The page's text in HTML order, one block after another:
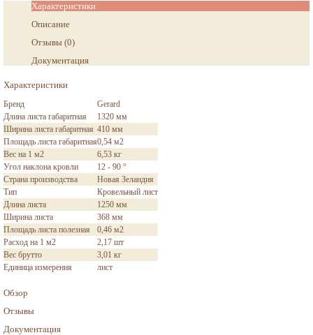
Характеристики
Описание
Отзывы (0)
Документация
Характеристики
Бренд
Gerard
Длина листа габаритная
1320 мм
Ширина листа габаритная 410 мм
Площадь листа габаритная0,54 м2
Вес на 1 м2
6,53 кг
Угол наклона кровли
12 - 90 °
Страна производства
Новая Зеландия
Тип
Кровельный лист
Длина листа
1250 мм
Ширина листа
368 мм
Площадь листа полезная
0,46 м2
Расход на 1 м2
2,17 шт
Вес брутто
3,01 кг
Единица измерения
лист
Обзор
Отзывы
Документация